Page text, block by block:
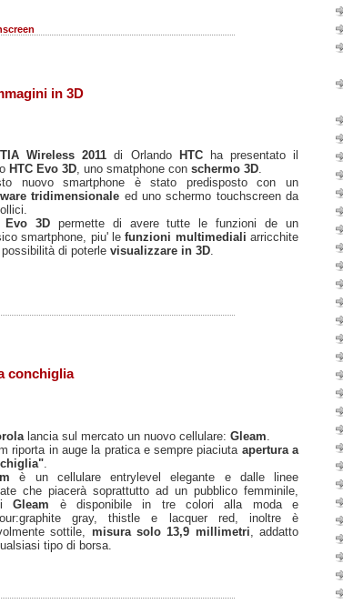
in 3D
Wireless 2011di Orlando HTCha presentato il
HTC Evo 3D, uno smatphone con schermo 3D.
nuovo smartphone è stato predisposto con un
tridimensionale ed uno schermo touchscreen da
Evo 3D permette di avere tutte le funzioni de un
smartphone, piu' lefunzioni multimedialiarricchite
di poterle visualizzare in 3D.
conchiglia
lancia sul mercato un nuovo cellulare: Gleam
riporta in auge la pratica e sempre piaciuta apertura a
è un cellulare entrylevel elegante e dalle linee
che piacerà soprattutto ad un pubblico femminile,
Gleam è disponibile in tre colori alla moda e
gray, thistle e lacquer red, inoltre è
sottile, misura solo 13,9 millimetri , addatto
tipo di borsa.